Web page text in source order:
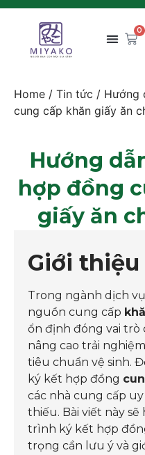
0
Home / Tin tức / Hướng
cung cấp khăn giấy ăn
Hướng
hợp đồng
giấy ăn
Giới thiệu
Trong ngành dịch
nguồn cung cấp
ổn định đóng vai
nâng cao trải
tiêu chuẩn vệ sinh.
ký kết hợp đồng
các nhà cung cấp
thiếu. Bài viết này
trình ký kết hợp
trọng cần lưu ý và